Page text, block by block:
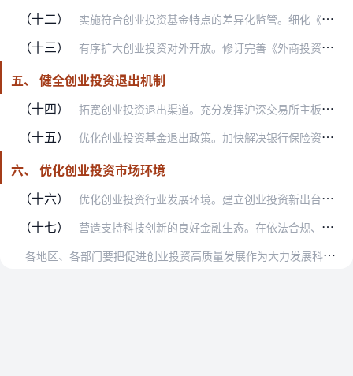
（十二） 实施符合创业投资基金特点的差异化监管。细化《私募投资基金监督管理条例》监管要求，对创业投资基金在登记备案、资金募集、投资运作、风险监测、现场检查等方面实施与其他…
（十三） 有序扩大创业投资对外开放。修订完善《外商投资创业投资企业管理规定》，便利外国投资者在境内从事创业投资。支持国际专业投资机构和团队在境内设立人民币基金，发挥其投资…
五、 健全创业投资退出机制
（十四）
拓宽创业投资退出渠道。充分发挥沪深交易所主板、科创板、创业板和全国中小企业股份转让系统（北交所）、区域性股权市场及其“专精特新”专板功能，拓宽并购重组退出渠道。…
（十五） 优化创业投资基金退出政策。加快解决银行保险资产管理产品投资企业的股权退出问题。支持发展并购基金和创业投资二级市场基金，优化私募基金份额转让业务流程和定价机制，推…
六、 优化创业投资市场环境
（十六）
优化创业投资行业发展环境。建立创业投资新出台重大政策会商机制，各部门在出台涉创业投资行业、创业投资机构等重大政策前，应按规定开展宏观政策取向一致性评估，防止出台…
（十七） 营造支持科技创新的良好金融生态。在依法合规、风险可控前提下，支持银行与创业投资机构加强合作，开展“贷款+外部直投”等业务。研究完善并购贷款适用范围、期限、出资比…
各
地区、各部门要把促进创业投资高质量发展作为大力发展科技金融、加快实现高水平科技自立自强、推动高质量发展的重要举措，压实主体责任，精心组织实施。国家发展改革委要…